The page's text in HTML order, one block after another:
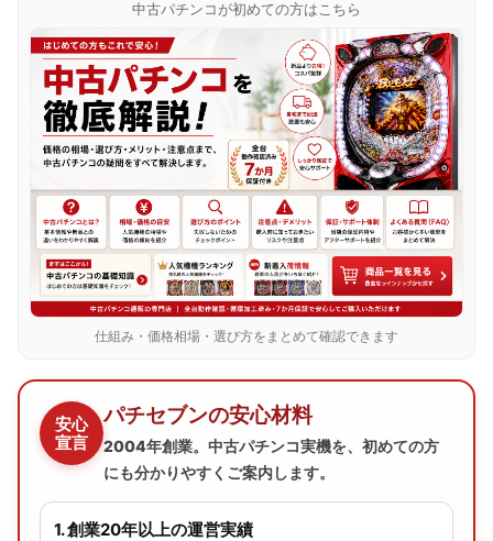
中古パチンコが初めての方はこちら
仕組み・価格相場・選び方をまとめて確認できます
安心
宣言
パチセブンの安心材料
2004年創業。中古パチンコ実機を、初めての方
にも分かりやすくご案内します。
1. 創業20年以上の運営実績